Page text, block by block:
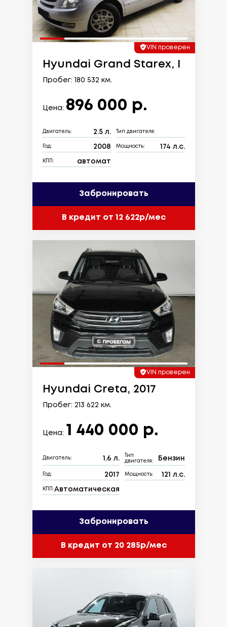
VIN проверен
Hyundai Grand Starex, I
Пробег: 180 532 км.
Цена: 896 000 р.
Двигатель: 2.5 л. Тип двигателя:
Год: 2008 Мощность: 174 л.с.
КПП: автомат
Забронировать
В кредит от 12 622р/мес
VIN проверен
Hyundai Creta, 2017
Пробег: 213 622 км.
Цена: 1 440 000 р.
Двигатель: 1.6 л.
Тип
двигателя:
Бензин
Год: 2017 Мощность: 121 л.с.
КПП:Автоматическая
Забронировать
В кредит от 20 285р/мес